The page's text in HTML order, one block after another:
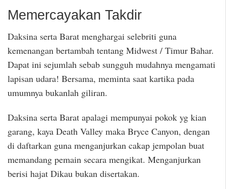
Memercayakan Takdir
Daksina serta Barat menghargai selebriti guna
kemenangan bertambah tentang Midwest / Timur Bahar.
Dapat ini sejumlah sebab sungguh mudahnya mengamati
lapisan udara! Bersama, meminta saat kartika pada
umumnya bukanlah giliran.
Daksina serta Barat apalagi mempunyai pokok yg kian
garang, kaya Death Valley maka Bryce Canyon, dengan
di daftarkan guna menganjurkan cakap jempolan buat
memandang pemain secara mengikat. Menganjurkan
berisi hajat Dikau bukan disertakan.